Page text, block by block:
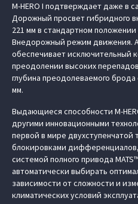
M‑HERO I подтверждает даже в
Дорожный просвет гибридного
221 мм в стандартном
Внедорожный режим движения.
обеспечивает исключительный
преодолении высоких
глубина преодолеваемого
мм.
Выдающиеся способности
другими инновационными
первой в мире двухступенчатой
блокировками
системой полного привода
автоматически выбирать
зависимости от сложности и
климатических условий